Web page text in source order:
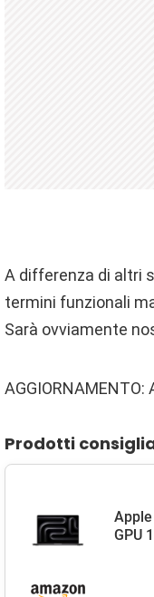
A differenza di altri
termini funzionali
Sarà ovviamente
Prodotti
GPU